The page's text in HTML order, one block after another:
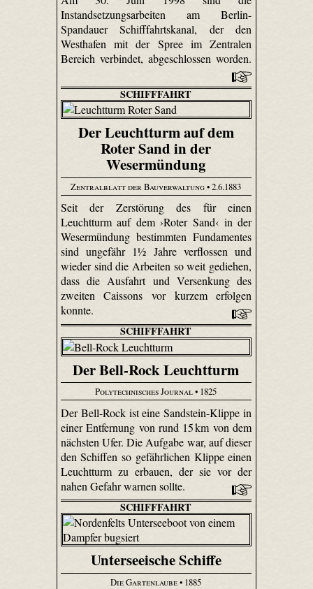
Instandsetzungsarbeiten am Berlin-
Spandauer Schifffahrtskanal, der den
Westhafen mit der Spree im Zentralen
Bereich verbindet, abgeschlossen worden.
SCHIFFFAHRT
Der Leuchtturm auf dem
Roter Sand in der
Wesermündung
Zentralblatt der Bauverwaltung• 2.6.1883
Seit der Zerstörung des für einen
Leuchtturm auf dem ›Roter Sand‹ in der
Wesermündung bestimmten Fundamentes
sind ungefähr 1½ Jahre verflossen und
wieder sind die Arbeiten so weit gediehen,
dass die Ausfahrt und Versenkung des
zweiten Caissons vor kurzem erfolgen
konnte.
SCHIFFFAHRT
Der Bell-Rock Leuchtturm
Polytechnisches Journal• 1825
Der Bell-Rock ist eine Sandstein-Klippe in
einer Entfernung von rund 15 km von dem
nächsten Ufer. Die Aufgabe war, auf dieser
den Schiffen so gefährlichen Klippe einen
Leuchtturm zu erbauen, der sie vor der
nahen Gefahr warnen sollte.
SCHIFFFAHRT
Unterseeische Schiffe
Die Gartenlaube• 1885